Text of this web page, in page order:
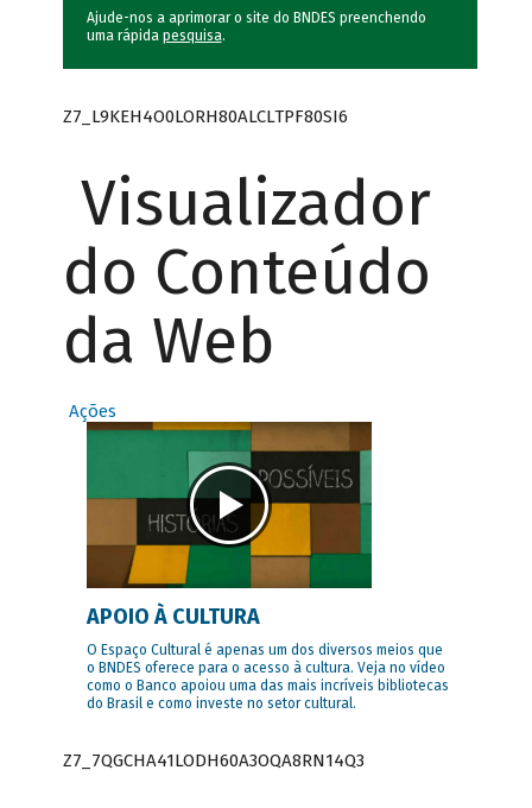
Ajude-nos a aprimorar o site do BNDES preenchendo
uma rápida pesquisa.
Z7_L9KEH4O0LORH80ALCLTPF80SI6
Visualizador
do Conteúdo
da Web
Ações
APOIO À CULTURA
O Espaço Cultural é apenas um dos diversos meios que
o BNDES oferece para o acesso à cultura. Veja no vídeo
como o Banco apoiou uma das mais incríveis bibliotecas
do Brasil e como investe no setor cultural.
Z7_7QGCHA41LODH60A3OQA8RN14Q3